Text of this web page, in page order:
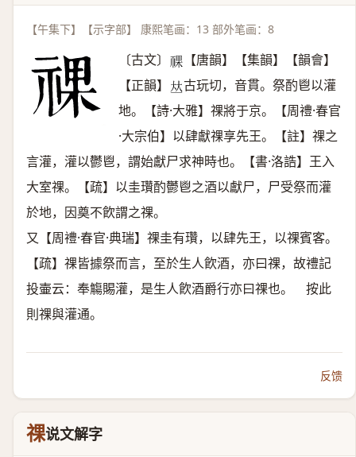
【午集下】【示字部】 康熙笔画：13 部外笔画：8
〔古文〕 𥚌
【唐韻】【集韻】【韻會】
【正韻】 𠀤古玩切，音貫。祭酌鬯以灌
地。【詩·大雅】祼將于京。【周禮·春官
·大宗伯】以肆獻祼享先王。【註】祼之
言灌，灌以鬱鬯，謂始獻尸求神時也。【書·洛誥】王入
大室祼。【疏】以圭瓚酌鬱鬯之酒以獻尸，尸受祭而灌
於地，因奠不飮謂之祼。
又【周禮·春官·典瑞】祼圭有瓚，以肆先王，以祼賓客。
【疏】祼皆據祭而言，至於生人飮酒，亦曰祼，故禮記
投壷云：奉觴賜灌，是生人飮酒爵行亦曰祼也。 按此
則祼與灌通。
反馈
祼说文解字